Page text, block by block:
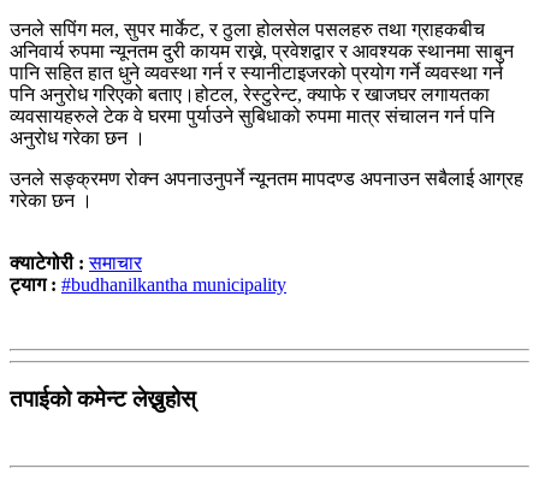
उनले सपिंग मल, सुपर मार्केट, र ठुला होलसेल पसलहरु तथा ग्राहकबीच
अनिवार्य रुपमा न्यूनतम दुरी कायम राख्ने, प्रवेशद्वार र आवश्यक स्थानमा साबुन
पानि सहित हात धुने व्यवस्था गर्न र स्यानीटाइजरको प्रयोग गर्ने व्यवस्था गर्न
पनि अनुरोध गरिएको बताए।होटल, रेस्टुरेन्ट, क्याफे र खाजघर लगायतका
व्यवसायहरुले टेक वे घरमा पुर्याउने सुबिधाको रुपमा मात्र संचालन गर्न पनि
अनुरोध गरेका छन ।
उनले सङ्क्रमण रोक्न अपनाउनुपर्ने न्यूनतम मापदण्ड अपनाउन सबैलाई आग्रह
गरेका छन ।
क्याटेगोरी :समाचार
ट्याग : #budhanilkantha municipality
तपाईको कमेन्ट लेख्नुहोस्